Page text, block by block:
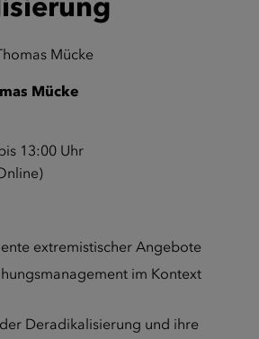
Mücke
Mücke
13:00 Uhr
extremistischer Angebote
im Kontext
Deradikalisierung und ihre